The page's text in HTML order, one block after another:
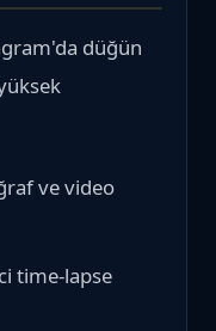
düğün
ve video
time-lapse